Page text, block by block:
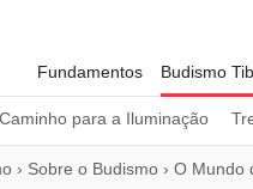
Fundamentos Budismo
Caminho para a Iluminação
› Sobre o Budismo › O Mundo